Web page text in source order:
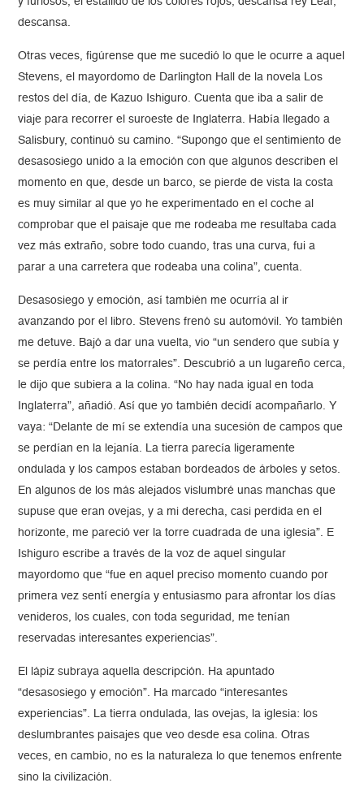
descansa.
Otras veces, figúrense que me sucedió lo que le ocurre a aquel
Stevens, el mayordomo de Darlington Hall de la novela Los
restos del día, de Kazuo Ishiguro. Cuenta que iba a salir de
viaje para recorrer el suroeste de Inglaterra. Había llegado a
Salisbury, continuó su camino. “Supongo que el sentimiento de
desasosiego unido a la emoción con que algunos describen el
momento en que, desde un barco, se pierde de vista la costa
es muy similar al que yo he experimentado en el coche al
comprobar que el paisaje que me rodeaba me resultaba cada
vez más extraño, sobre todo cuando, tras una curva, fui a
parar a una carretera que rodeaba una colina”, cuenta.
Desasosiego y emoción, así también me ocurría al ir
avanzando por el libro. Stevens frenó su automóvil. Yo también
me detuve. Bajó a dar una vuelta, vio “un sendero que subía y
se perdía entre los matorrales”. Descubrió a un lugareño cerca,
le dijo que subiera a la colina. “No hay nada igual en toda
Inglaterra”, añadió. Así que yo también decidí acompañarlo. Y
vaya: “Delante de mí se extendía una sucesión de campos que
se perdían en la lejanía. La tierra parecía ligeramente
ondulada y los campos estaban bordeados de árboles y setos.
En algunos de los más alejados vislumbré unas manchas que
supuse que eran ovejas, y a mi derecha, casi perdida en el
horizonte, me pareció ver la torre cuadrada de una iglesia”. E
Ishiguro escribe a través de la voz de aquel singular
mayordomo que “fue en aquel preciso momento cuando por
primera vez sentí energía y entusiasmo para afrontar los días
venideros, los cuales, con toda seguridad, me tenían
reservadas interesantes experiencias”.
El lápiz subraya aquella descripción. Ha apuntado
“desasosiego y emoción”. Ha marcado “interesantes
experiencias”. La tierra ondulada, las ovejas, la iglesia: los
deslumbrantes paisajes que veo desde esa colina. Otras
veces, en cambio, no es la naturaleza lo que tenemos enfrente
sino la civilización.